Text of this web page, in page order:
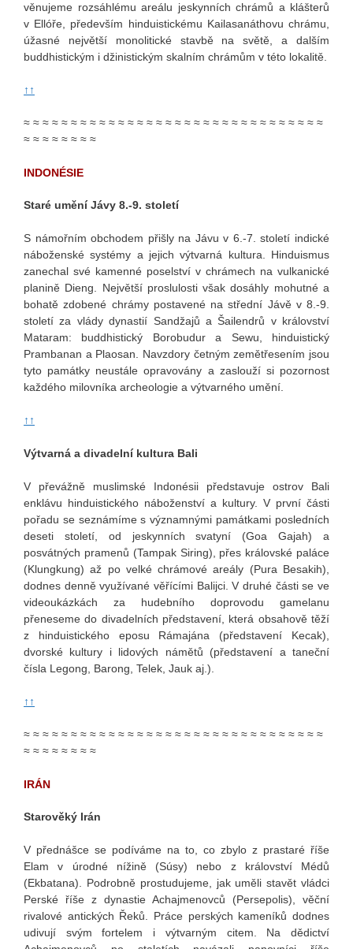
věnujeme rozsáhlému areálu jeskynních chrámů a klášterů
v Ellóře, především hinduistickému Kailasanáthovu chrámu,
úžasné největší monolitické stavbě na světě, a dalším
buddhistickým i džinistickým skalním chrámům v této lokalitě.
↑↑
≈ ≈ ≈ ≈ ≈ ≈ ≈ ≈ ≈ ≈ ≈ ≈ ≈ ≈ ≈ ≈ ≈ ≈ ≈ ≈ ≈ ≈ ≈ ≈ ≈ ≈ ≈ ≈ ≈ ≈ ≈ ≈
≈ ≈ ≈ ≈ ≈ ≈ ≈ ≈
INDONÉSIE
Staré umění Jávy 8.-9. století
S námořním obchodem přišly na Jávu v 6.-7. století indické
náboženské systémy a jejich výtvarná kultura. Hinduismus
zanechal své kamenné poselství v chrámech na vulkanické
planině Dieng. Největší proslulosti však dosáhly mohutné a
bohatě zdobené chrámy postavené na střední Jávě v 8.-9.
století za vlády dynastií Sandžajů a Šailendrů v království
Mataram: buddhistický Borobudur a Sewu, hinduistický
Prambanan a Plaosan. Navzdory četným zemětřesením jsou
tyto památky neustále opravovány a zaslouží si pozornost
každého milovníka archeologie a výtvarného umění.
↑↑
Výtvarná a divadelní kultura Bali
V převážně muslimské Indonésii představuje ostrov Bali
enklávu hinduistického náboženství a kultury. V první části
pořadu se seznámíme s významnými památkami posledních
deseti století, od jeskynních svatyní (Goa Gajah) a
posvátných pramenů (Tampak Siring), přes královské paláce
(Klungkung) až po velké chrámové areály (Pura Besakih),
dodnes denně využívané věřícími Balijci. V druhé části se ve
videoukázkách za hudebního doprovodu gamelanu
přeneseme do divadelních představení, která obsahově těží
z hinduistického eposu Rámajána (představení Kecak),
dvorské kultury i lidových námětů (představení a taneční
čísla Legong, Barong, Telek, Jauk aj.).
↑↑
≈ ≈ ≈ ≈ ≈ ≈ ≈ ≈ ≈ ≈ ≈ ≈ ≈ ≈ ≈ ≈ ≈ ≈ ≈ ≈ ≈ ≈ ≈ ≈ ≈ ≈ ≈ ≈ ≈ ≈ ≈ ≈
≈ ≈ ≈ ≈ ≈ ≈ ≈ ≈
IRÁN
Starověký Irán
V přednášce se podíváme na to, co zbylo z prastaré říše
Elam v úrodné nížině (Súsy) nebo z království Médů
(Ekbatana). Podrobně prostudujeme, jak uměli stavět vládci
Perské říše z dynastie Achajmenovců (Persepolis), věční
rivalové antických Řeků. Práce perských kameníků dodnes
udivují svým fortelem i výtvarným citem. Na dědictví